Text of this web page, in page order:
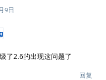
9日
了2.6的出现这问题了
回复